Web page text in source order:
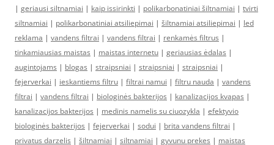
| geriausi siltnamiai | kaip issirinkti | polikarbonatiniai šiltnamiai | tvirti
siltnamiai | polikarbonatiniai atsiliepimai | šiltnamiai atsiliepimai | led
reklama | vandens filtrai | vandens filtrai | renkamės filtrus |
tinkamiausias maistas | maistas internetu | geriausias ėdalas |
augintojams | blogas | straipsniai | straipsniai | straipsniai |
fejerverkai | ieskantiems filtru | filtrai namui | filtru nauda | vandens
filtrai | vandens filtrai | biologinės bakterijos | kanalizacijos kvapas |
kanalizacijos bakterijos | medinis namelis su ciuozykla | efektyvio
biologinės bakterijos | fejerverkai | sodui | brita vandens filtrai |
privatus darzelis | šiltnamiai | siltnamiai | gyvunu prekes | maistas